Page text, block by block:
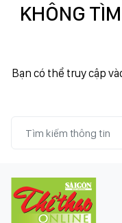
KHÔNG
Bạn có thể truy cập